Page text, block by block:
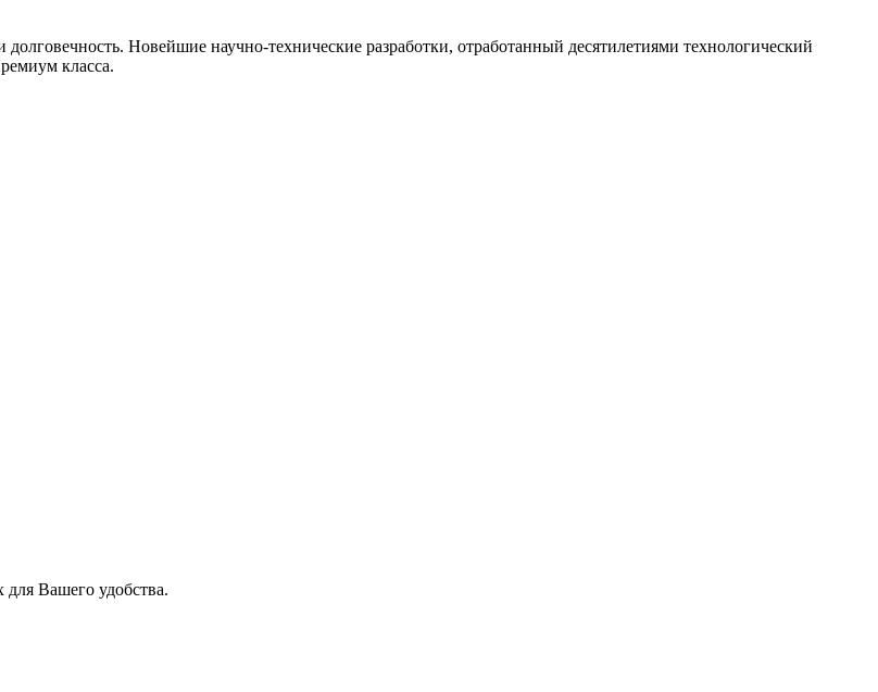
Новейшие научно-технические разработки, отработанный десятилетиями технологический
класса.
для Вашего удобства.